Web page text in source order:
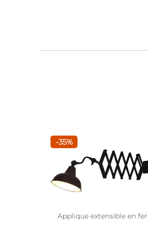
-35%
Applique extensible en fer